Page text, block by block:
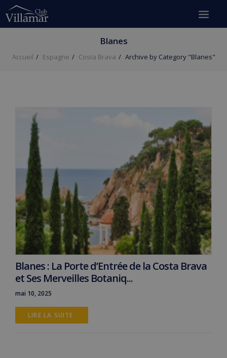
Blanes
Accueil Espagne Costa Brava Archive by Category "Blanes"
Blanes : La Porte d’Entrée de la Costa Brava
et Ses Merveilles Botaniq...
mai 10, 2025
LIRE LA SUITE